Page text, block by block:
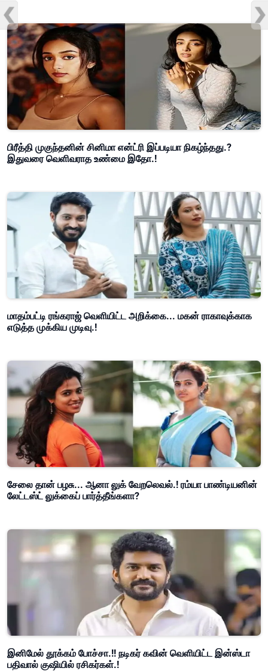
பிரீத்தி முகுந்தனின் சினிமா என்ட்ரி இப்படியா நிகழ்ந்தது.?
இதுவரை வெளிவராத உண்மை இதோ.!
மாதம்பட்டி ரங்கராஜ் வெளியிட்ட அறிக்கை... மகன் ராகாவுக்காக
எடுத்த முக்கிய முடிவு.!
சேலை தான் பழசு... ஆனா லுக் வேறலெவல்.! ரம்யா பாண்டியனின்
லேட்டஸ்ட் லுக்கைப் பார்த்தீங்களா?
இனிமேல் தூக்கம் போச்சா.!! நடிகர் கவின் வெளியிட்ட இன்ஸ்டா
பதிவால் குஷியில் ரசிகர்கள்.!